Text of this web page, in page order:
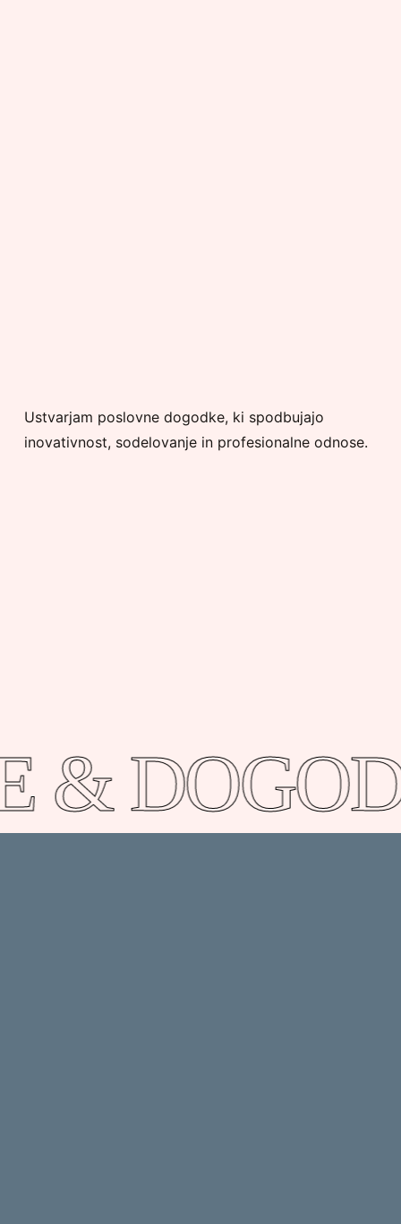
Ustvarjam poslovne dogodke, ki spodbujajo
inovativnost, sodelovanje in profesionalne odnose.
&